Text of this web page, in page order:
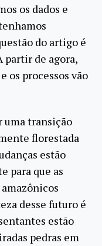
os dados e
do artigo é
partir de agora,
os processos vão
uma transição
florestada
estão
para que as
desse futuro é
estão
pedras em